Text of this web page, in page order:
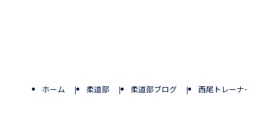
ホーム 柔道部 柔道部ブログ 西尾トレーナー